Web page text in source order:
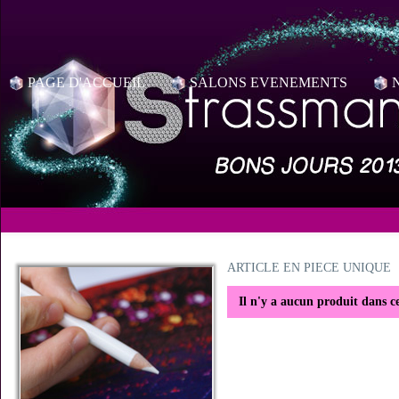
PAGE D'ACCUEIL SALONS EVENEMENTS
ARTICLE EN PIECE UNIQUE
Il n'y a aucun produit dans